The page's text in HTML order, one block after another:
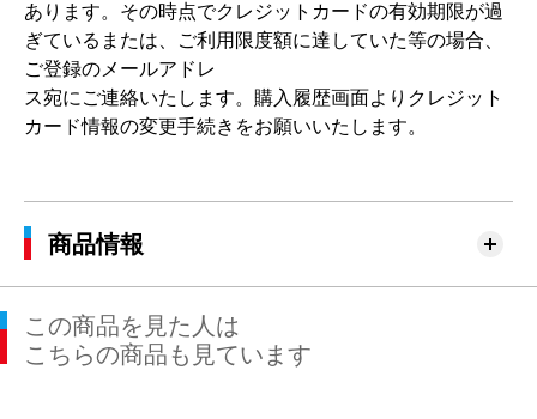
あります。その時点でクレジットカードの有効期限が過
ぎているまたは、ご利用限度額に達していた等の場合、
ご登録のメールアドレ
ス宛にご連絡いたします。購入履歴画面よりクレジット
カード情報の変更手続きをお願いいたします。
商品情報
この商品を見た人は
こちらの商品も見ています